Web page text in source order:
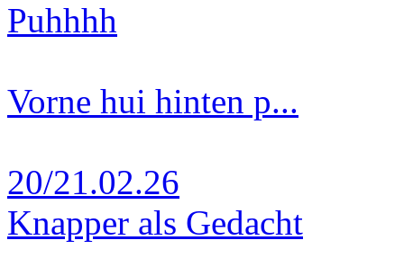
Puhhhh
Vorne hui hinten p...
20/21.02.26
Knapper als Gedacht